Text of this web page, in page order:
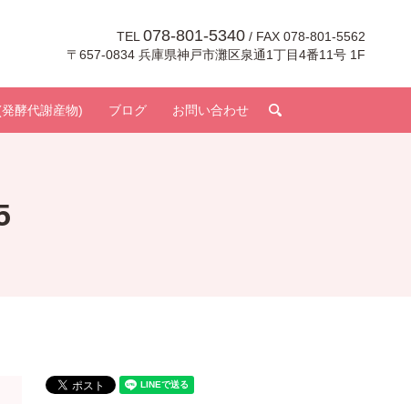
TEL 078-801-5340 / FAX 078-801-5562
〒657-0834 兵庫県神戸市灘区泉通1丁目4番11号 1F
酵代謝産物) ブログ お問い合わせ